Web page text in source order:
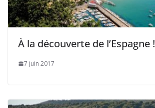
À la découverte de l’Espagne !
7 juin 2017